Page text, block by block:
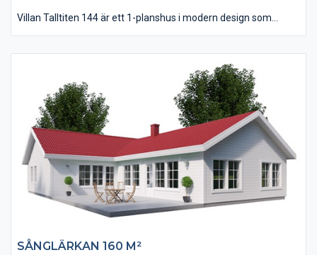
Villan Talltiten 144 är ett 1-planshus i modern design som
Invändigt har huset en lagom öppenhet i planlösningen med en
direkt närhet mellan kök/matplats och vardagsrum. I huset
finns tre stycken väl tilltagna sovrum och dessutom ett allrum
som kan användas som TV-rum. Vardagsrummet har ett
ryggåstak, vilket ger rummet en känsla av extrarymd och -
volym.
SÅNGLÄRKAN 160 M²​